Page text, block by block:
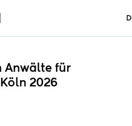
Anwälte für
2026